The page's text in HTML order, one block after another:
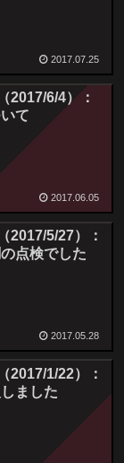
2017.07.25
2017/6/4）：
て
2017.06.05
2017/5/27）：
点検でした
2017.05.28
2017/1/22）：
ました